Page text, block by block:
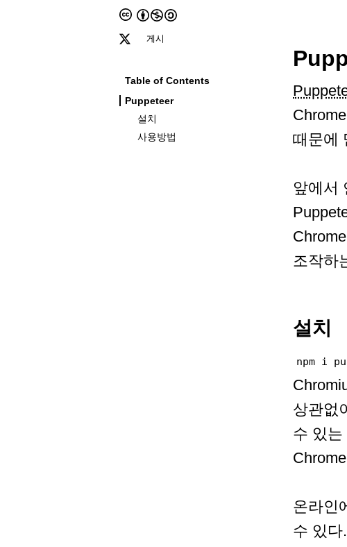
때문에
앞에서
조작하
설치
npm i
상관없
수 있
온라인
수 있다.
게시
Table of Contents
Puppeteer
설치
사용방법